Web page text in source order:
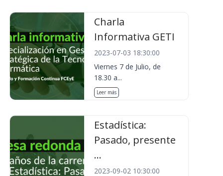
Charla
Informativa GETI
2023-07-03 18:30:00
Viernes 7 de Julio, de
18.30 a...
Leer más
Estadística:
Pasado, presente
...
2023-09-02 10:30:00